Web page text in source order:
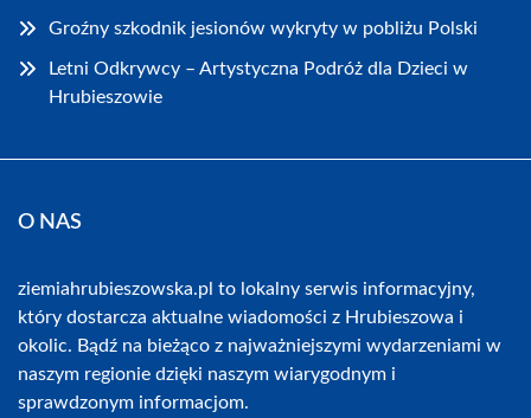
Groźny szkodnik jesionów wykryty w pobliżu Polski
Letni Odkrywcy – Artystyczna Podróż dla Dzieci w
Hrubieszowie
O NAS
ziemiahrubieszowska.pl to lokalny serwis informacyjny,
który dostarcza aktualne wiadomości z Hrubieszowa i
okolic. Bądź na bieżąco z najważniejszymi wydarzeniami w
naszym regionie dzięki naszym wiarygodnym i
sprawdzonym informacjom.